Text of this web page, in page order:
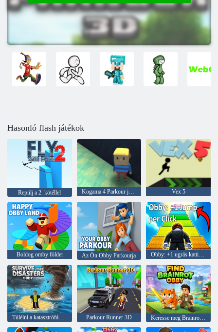
Hasonló flash játékok
Repülj a 2. kötéllel Kogama 4 Parkour játékos Vex 5
Boldog omby földet Az Ön Obby Parkourja Obby: +1 ugrás kattintásonként
Túlélni a katasztrófákat: Obby Parkour Runner 3D Keresse meg Brainrot Obbyt